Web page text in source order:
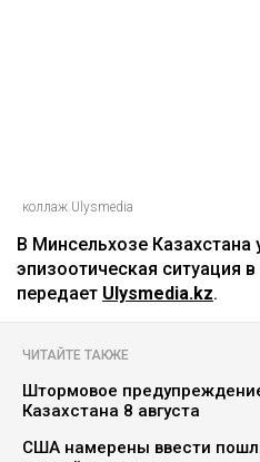
коллаж Ulysmedia
В Минсельхозе Казахстана
эпизоотическая ситуация
передает Ulysmedia.kz.
ЧИТАЙТЕ ТАКЖЕ
Штормовое
Казахстана 8 августа
США намерены ввести